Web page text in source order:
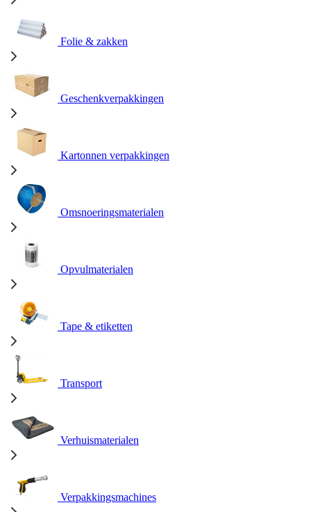
Folie & zakken
Geschenkverpakkingen
Kartonnen verpakkingen
Omsnoeringsmaterialen
Opvulmaterialen
Tape & etiketten
Transport
Verhuismaterialen
Verpakkingsmachines